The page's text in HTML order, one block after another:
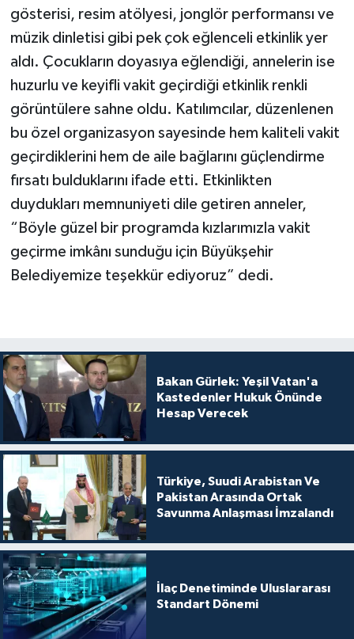
gösterisi, resim atölyesi, jonglör performansı ve
müzik dinletisi gibi pek çok eğlenceli etkinlik yer
aldı. Çocukların doyasıya eğlendiği, annelerin ise
huzurlu ve keyifli vakit geçirdiği etkinlik renkli
görüntülere sahne oldu. Katılımcılar, düzenlenen
bu özel organizasyon sayesinde hem kaliteli vakit
geçirdiklerini hem de aile bağlarını güçlendirme
fırsatı bulduklarını ifade etti. Etkinlikten
duydukları memnuniyeti dile getiren anneler,
“Böyle güzel bir programda kızlarımızla vakit
geçirme imkânı sunduğu için Büyükşehir
Belediyemize teşekkür ediyoruz” dedi.
Bakan Gürlek: Yeşil Vatan'a
Kastedenler Hukuk Önünde
Hesap Verecek
Türkiye, Suudi Arabistan Ve
Pakistan Arasında Ortak
Savunma Anlaşması İmzalandı
İlaç Denetiminde Uluslararası
Standart Dönemi